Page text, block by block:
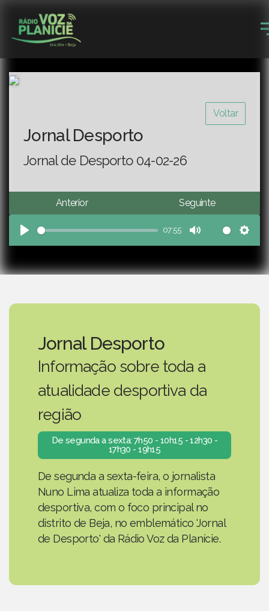
Voltar
Jornal Desporto
Jornal de Desporto 04-02-26
Anterior Seguinte
Play
07:55
Mute
Jornal Desporto
Informação sobre toda a
atualidade desportiva da
região
De segunda a sexta: 7h50 - 10h15 - 12h30 -
17h30 - 19h15
De segunda a sexta-feira, o jornalista
Nuno Lima atualiza toda a informação
desportiva, com o foco principal no
distrito de Beja, no emblemático 'Jornal
de Desporto' da Rádio Voz da Planície.